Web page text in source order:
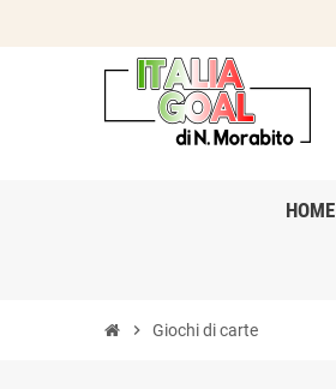
HOME
chevron_right Giochi di carte